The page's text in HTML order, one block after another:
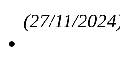
(27/11/